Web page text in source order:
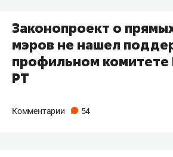
​Законопроект о
мэров не нашел
профильном комитете
РТ
Комментарии 54